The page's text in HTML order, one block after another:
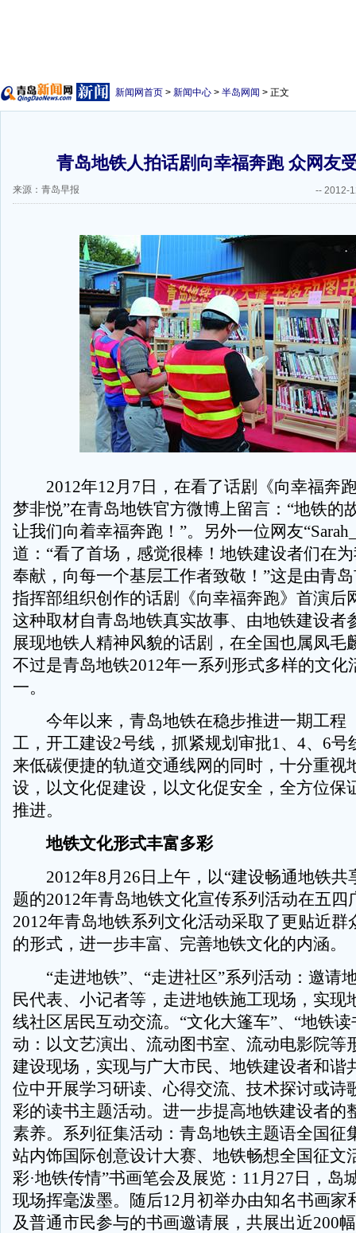
新闻网首页 > 新闻中心 > 半岛网闻 > 正文
青岛地铁人拍话剧向幸福奔跑 众网友
来源：青岛早报 -- 2012-
2012年12月7日，在看了话剧《向幸福奔
梦非悦”在青岛地铁官方微博上留言：“地铁的
让我们向着幸福奔跑！”。另外一位网友
道：“看了首场，感觉很棒！地铁建设者们在
奉献，向每一个基层工作者致敬！”这是由青
指挥部组织创作的话剧《向幸福奔跑》首演后
这种取材自青岛地铁真实故事、由地铁建设者
展现地铁人精神风貌的话剧，在全国也属凤毛
不过是青岛地铁2012年一系列形式多样的文化
一。
今年以来，青岛地铁在稳步推进一期工程
工，开工建设2号线，抓紧规划审批1、4、6号
来低碳便捷的轨道交通线网的同时，十分重视
设，以文化促建设，以文化促安全，全方位保
推进。
地铁文化形式丰富多彩
2012年8月26日上午，以“建设畅通地铁共
题的2012年青岛地铁文化宣传系列活动在五四
2012年青岛地铁系列文化活动采取了更贴近群
的形式，进一步丰富、完善地铁文化的内涵。
“走进地铁”、“走进社区”系列活动：邀请
民代表、小记者等，走进地铁施工现场，实现
线社区居民互动交流。“文化大篷车”、“地铁
动：以文艺演出、流动图书室、流动电影院等
建设现场，实现与广大市民、地铁建设者和谐
位中开展学习研读、心得交流、技术探讨或诗
彩的读书主题活动。进一步提高地铁建设者的
素养。系列征集活动：青岛地铁主题语全国征
站内饰国际创意设计大赛、地铁畅想全国征文
彩·地铁传情”书画笔会及展览：11月27日，岛
现场挥毫泼墨。随后12月初举办由知名书画家
及普通市民参与的书画邀请展，共展出近200